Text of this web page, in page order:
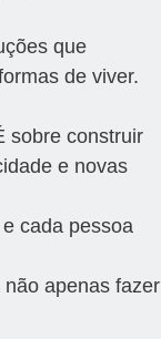
que
de viver.
sobre construir
e novas
cada pessoa
apenas fazer